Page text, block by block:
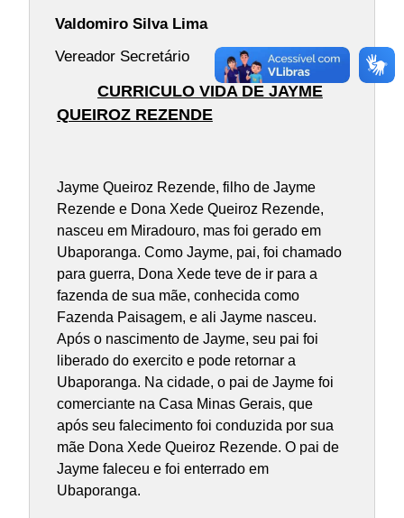
Valdomiro Silva Lima
Vereador Secretário
CURRICULO VIDA DE JAYME
QUEIROZ REZENDE
Jayme Queiroz Rezende, filho de Jayme
Rezende e Dona Xede Queiroz Rezende,
nasceu em Miradouro, mas foi gerado em
Ubaporanga. Como Jayme, pai, foi chamado
para guerra, Dona Xede teve de ir para a
fazenda de sua mãe, conhecida como
Fazenda Paisagem, e ali Jayme nasceu.
Após o nascimento de Jayme, seu pai foi
liberado do exercito e pode retornar a
Ubaporanga. Na cidade, o pai de Jayme foi
comerciante na Casa Minas Gerais, que
após seu falecimento foi conduzida por sua
mãe Dona Xede Queiroz Rezende. O pai de
Jayme faleceu e foi enterrado em
Ubaporanga.